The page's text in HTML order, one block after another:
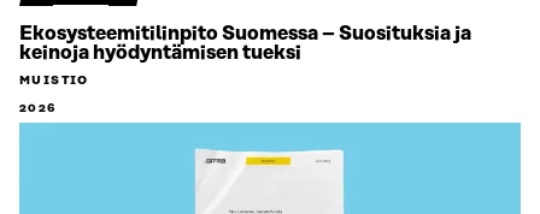
Ekosysteemitilinpito Suomessa – Suosituksia ja
keinoja hyödyntämisen tueksi
MUISTIO
2026